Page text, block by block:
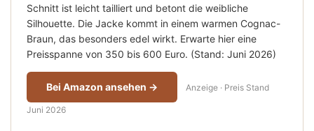
Schnitt ist leicht tailliert und betont die weibliche
Silhouette. Die Jacke kommt in einem warmen Cognac-
Braun, das besonders edel wirkt. Erwarte hier eine
Preisspanne von 350 bis 600 Euro. (Stand: Juni 2026)
Bei Amazon ansehen → Anzeige · Preis Stand
Juni 2026